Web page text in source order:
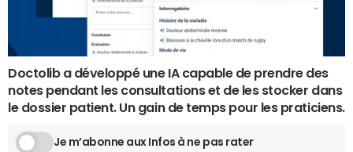
Doctolib a développé une IA capable de prendre des
notes pendant les consultations et de les stocker dans
le dossier patient. Un gain de temps pour les praticiens.
Je m’abonne aux Infos à ne pas rater